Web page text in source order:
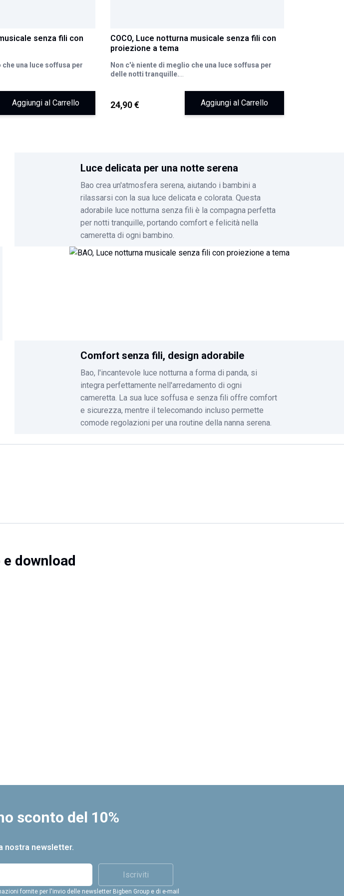
senza fili con
una luce soffusa per
(spazio, mondo
buon compleanno, ecc.),
di luce, creerà
Aggiungi al Carrello
COCO, Luce notturna musicale senza fili con
proiezione a tema
Non c'è niente di meglio che una luce soffusa per
delle notti tranquille.
13 ambientazioni da proiettare (spazio, mondo
sottomarino, unicorni, Natale, buon compleanno, ecc.),
le otto dolci melodie e le variazioni di luce, creerà
24,90 € Aggiungi al Carrello
Luce delicata per una notte serena
Bao crea un'atmosfera serena, aiutando i bambini a
rilassarsi con la sua luce delicata e colorata. Questa
adorabile luce notturna senza fili è la compagna perfetta
per notti tranquille, portando comfort e felicità nella
cameretta di ogni bambino.
Comfort senza fili, design adorabile
Bao, l'incantevole luce notturna a forma di panda, si
integra perfettamente nell'arredamento di ogni
cameretta. La sua luce soffusa e senza fili offre comfort
e sicurezza, mentre il telecomando incluso permette
comode regolazioni per una routine della nanna serena.
download
sconto del 10%
nostra newsletter.
fornite per l'invio delle newsletter Bigben Group e di e-mail
Iscriviti